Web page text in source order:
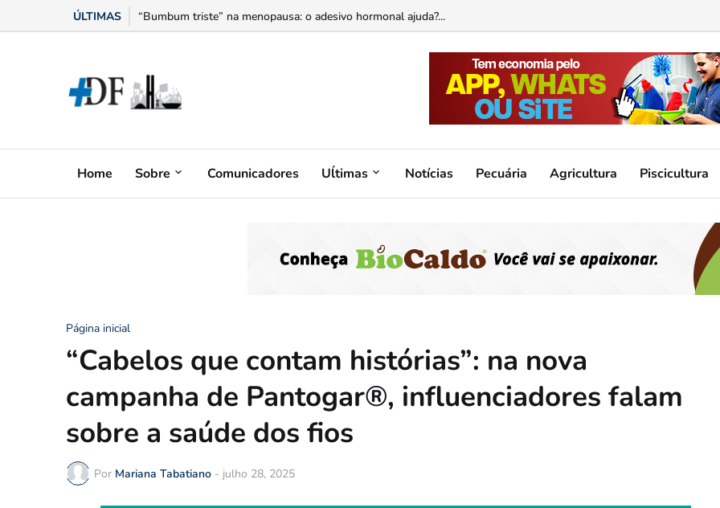
ÚLTIMAS Capital Federal recebe o lançamento da 34ª Brasília Restaurant Week, que reunirá nesta edição mais de 150
Home Sobre Comunicadores Uĺtimas Notícias Pecuária Agricultura Piscicultura
Página inicial
“Cabelos que contam histórias”: na nova
campanha de Pantogar®, influenciadores falam
sobre a saúde dos fios
Por Mariana Tabatiano - julho 28, 2025